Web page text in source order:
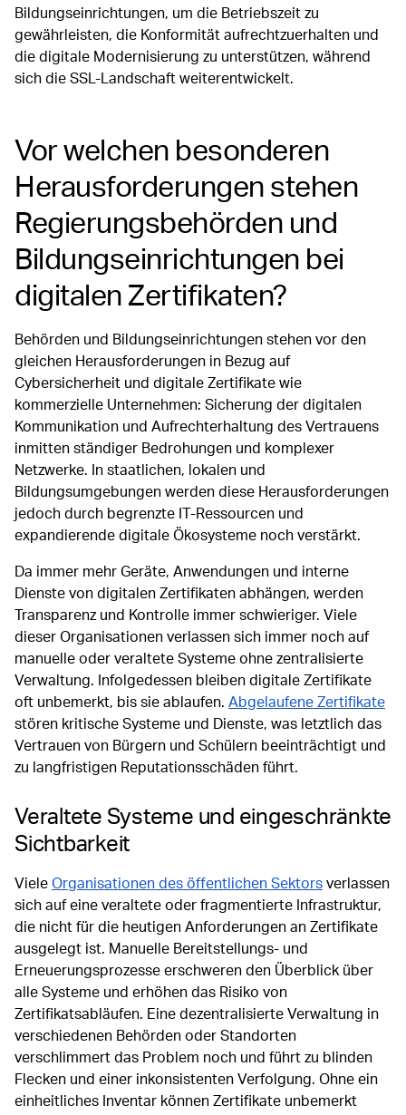
Bildungseinrichtungen, um die Betriebszeit zu
gewährleisten, die Konformität aufrechtzuerhalten und
die digitale Modernisierung zu unterstützen, während
sich die SSL-Landschaft weiterentwickelt.
Vor welchen besonderen
Herausforderungen stehen
Regierungsbehörden und
Bildungseinrichtungen bei
digitalen Zertifikaten?
Behörden und Bildungseinrichtungen stehen vor den
gleichen Herausforderungen in Bezug auf
Cybersicherheit und digitale Zertifikate wie
kommerzielle Unternehmen: Sicherung der digitalen
Kommunikation und Aufrechterhaltung des Vertrauens
inmitten ständiger Bedrohungen und komplexer
Netzwerke. In staatlichen, lokalen und
Bildungsumgebungen werden diese Herausforderungen
jedoch durch begrenzte IT-Ressourcen und
expandierende digitale Ökosysteme noch verstärkt.
Da immer mehr Geräte, Anwendungen und interne
Dienste von digitalen Zertifikaten abhängen, werden
Transparenz und Kontrolle immer schwieriger. Viele
dieser Organisationen verlassen sich immer noch auf
manuelle oder veraltete Systeme ohne zentralisierte
Verwaltung. Infolgedessen bleiben digitale Zertifikate
oft unbemerkt, bis sie ablaufen. Abgelaufene Zertifikate
stören kritische Systeme und Dienste, was letztlich das
Vertrauen von Bürgern und Schülern beeinträchtigt und
zu langfristigen Reputationsschäden führt.
Veraltete Systeme und eingeschränkte
Sichtbarkeit
Viele Organisationen des öffentlichen Sektors verlassen
sich auf eine veraltete oder fragmentierte Infrastruktur,
die nicht für die heutigen Anforderungen an Zertifikate
ausgelegt ist. Manuelle Bereitstellungs- und
Erneuerungsprozesse erschweren den Überblick über
alle Systeme und erhöhen das Risiko von
Zertifikatsabläufen. Eine dezentralisierte Verwaltung in
verschiedenen Behörden oder Standorten
verschlimmert das Problem noch und führt zu blinden
Flecken und einer inkonsistenten Verfolgung. Ohne ein
einheitliches Inventar können Zertifikate unbemerkt